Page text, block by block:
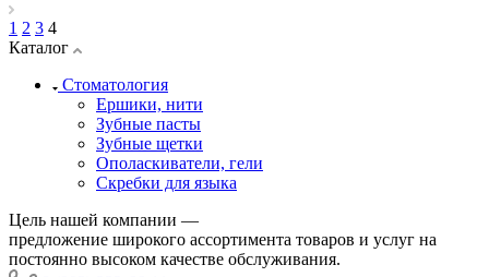
1 2 3 4
Каталог
Стоматология
Ершики, нити
Зубные пасты
Зубные щетки
Ополаскиватели, гели
Скребки для языка
Цель нашей компании —
предложение широкого ассортимента товаров и услуг на
постоянно высоком качестве обслуживания.